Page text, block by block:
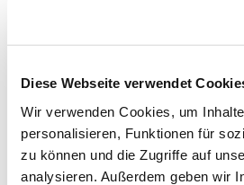
Diese Webseite verwendet
Wir verwenden Cookies, um
personalisieren, Funktionen für
zu können und die Zugriffe auf
analysieren. Außerdem geben wir